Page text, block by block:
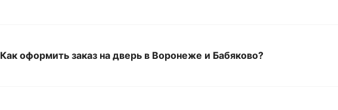
Как оформить заказ на дверь в Воронеже и Бабяково?